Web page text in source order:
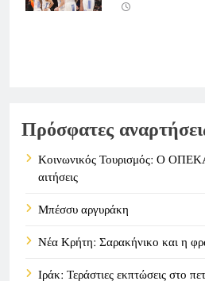
Πρόσφατες
Κοινωνικός Τουρισμός: Ο ΟΠΕΚΑ
αιτήσεις
Μπέσσυ αργυράκη
Νέα Κρήτη: Σαρακήνικο και η
Ιράκ: Τεράστιες εκπτώσεις στο